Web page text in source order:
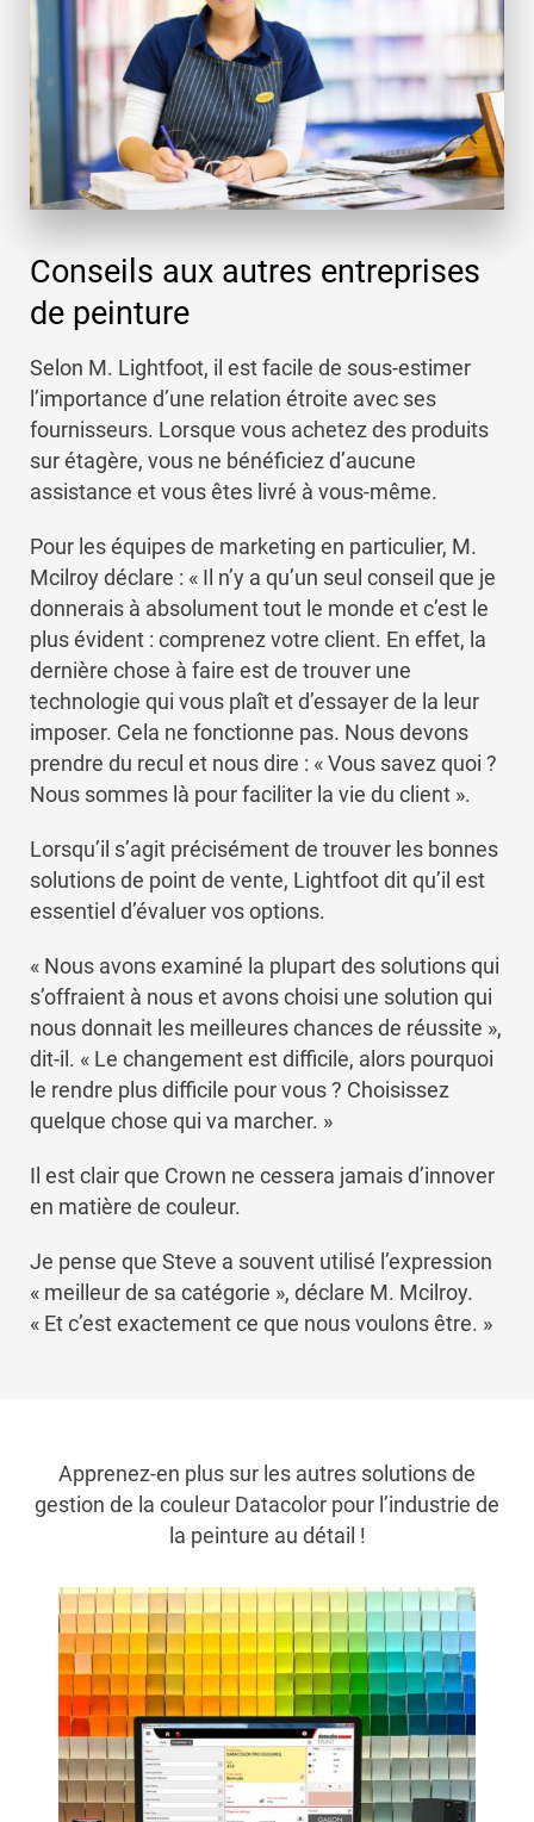
Conseils aux autres entreprises
de peinture
Selon M. Lightfoot, il est facile de sous-estimer
l’importance d’une relation étroite avec ses
fournisseurs. Lorsque vous achetez des produits
sur étagère, vous ne bénéficiez d’aucune
assistance et vous êtes livré à vous-même.
Pour les équipes de marketing en particulier, M.
Mcilroy déclare : « Il n’y a qu’un seul conseil que je
donnerais à absolument tout le monde et c’est le
plus évident : comprenez votre client. En effet, la
dernière chose à faire est de trouver une
technologie qui vous plaît et d’essayer de la leur
imposer. Cela ne fonctionne pas. Nous devons
prendre du recul et nous dire : « Vous savez quoi ?
Nous sommes là pour faciliter la vie du client ».
Lorsqu’il s’agit précisément de trouver les bonnes
solutions de point de vente, Lightfoot dit qu’il est
essentiel d’évaluer vos options.
« Nous avons examiné la plupart des solutions qui
s’offraient à nous et avons choisi une solution qui
nous donnait les meilleures chances de réussite »,
dit-il. « Le changement est difficile, alors pourquoi
le rendre plus difficile pour vous ? Choisissez
quelque chose qui va marcher. »
Il est clair que Crown ne cessera jamais d’innover
en matière de couleur.
Je pense que Steve a souvent utilisé l’expression
« meilleur de sa catégorie », déclare M. Mcilroy.
« Et c’est exactement ce que nous voulons être. »
Apprenez-en plus sur les autres solutions de
gestion de la couleur Datacolor pour l’industrie de
la peinture au détail !